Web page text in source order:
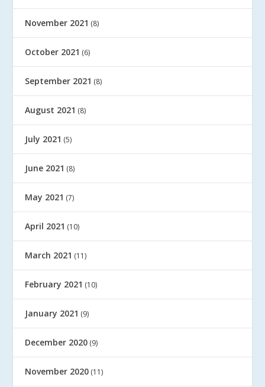
November 2021 (8)
October 2021 (6)
September 2021 (8)
August 2021 (8)
July 2021 (5)
June 2021 (8)
May 2021 (7)
April 2021 (10)
March 2021 (11)
February 2021 (10)
January 2021 (9)
December 2020 (9)
November 2020 (11)